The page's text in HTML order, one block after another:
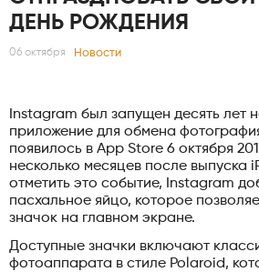
ДЕНЬ РОЖДЕНИЯ
06 октября Новости
Instagram был запущен десять лет
приложение для обмена
появилось в App Store 6 октября
несколько месяцев после выпуска
отметить это событие, Instagram
пасхальное яйцо, которое
значок на главном экране.
Доступные значки включают
фотоаппарата в стиле Polaroid,